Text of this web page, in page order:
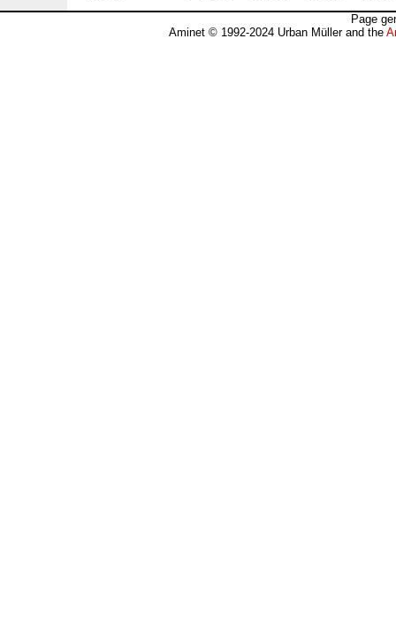
Page
Aminet © 1992-2024 Urban Müller and the